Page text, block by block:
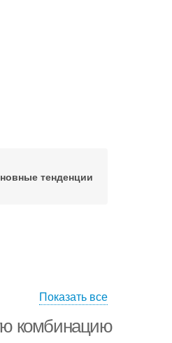
тенденции
Показать все
комбинацию